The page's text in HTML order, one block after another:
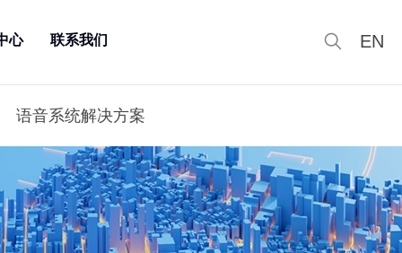
EN
心 联系我们
语音系统解决方案